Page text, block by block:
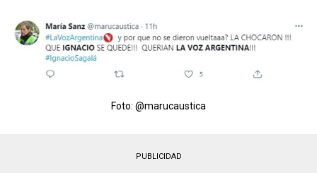
Foto: @marucaustica
PUBLICIDAD